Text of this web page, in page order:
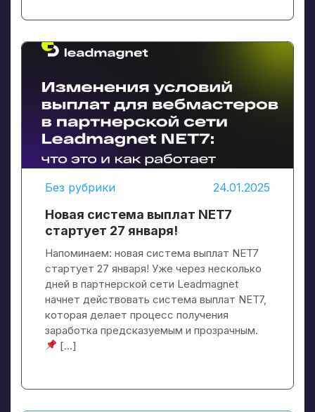
Без рубрики 24.01.2025
Новая система выплат NET7
стартует 27 января!
Напоминаем: новая система выплат NET7
стартует 27 января! Уже через несколько
дней в партнерской сети Leadmagnet
начнет действовать система выплат NET7,
которая делает процесс получения
заработка предсказуемым и прозрачным.
[…]